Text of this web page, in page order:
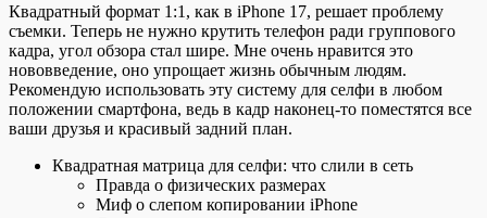
Квадратный формат 1:1, как в iPhone 17, решает проблему
съемки. Теперь не нужно крутить телефон ради группового
кадра, угол обзора стал шире. Мне очень нравится это
нововведение, оно упрощает жизнь обычным людям.
Рекомендую использовать эту систему для селфи в любом
положении смартфона, ведь в кадр наконец-то поместятся все
ваши друзья и красивый задний план.
Квадратная матрица для селфи: что слили в сеть
Правда о физических размерах
Миф о слепом копировании iPhone